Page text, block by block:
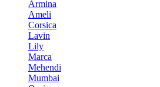
Armina
Ameli
Corsica
Lavin
Lily
Marca
Mehendi
Mumbai